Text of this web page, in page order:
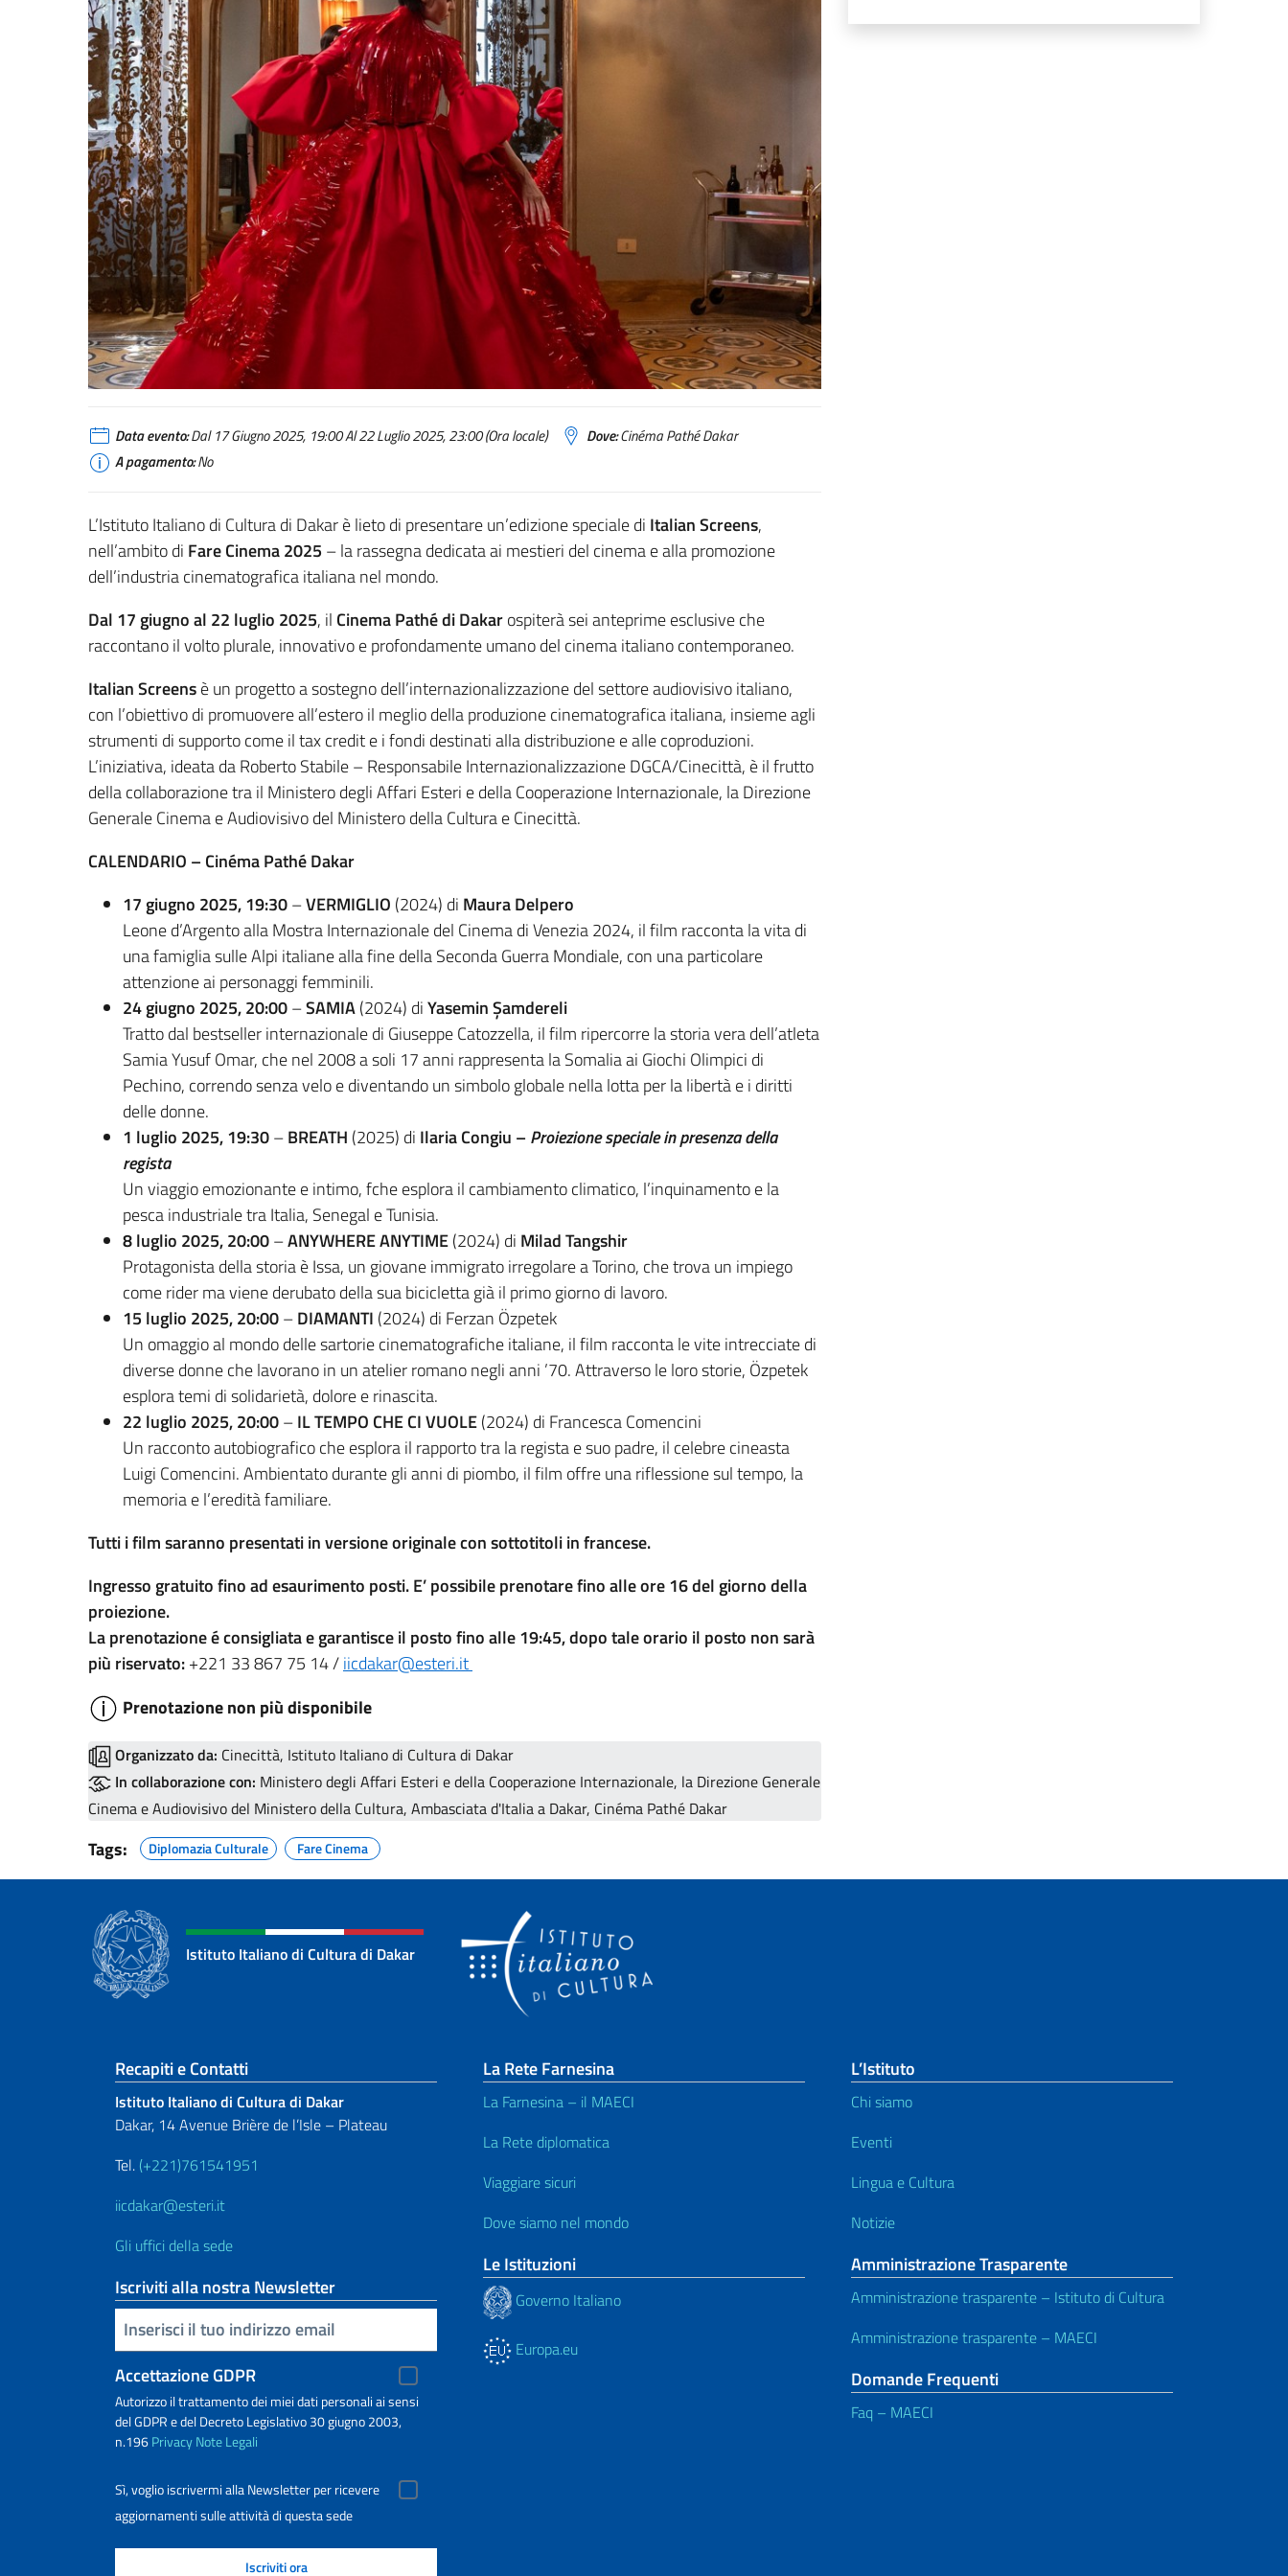
Data evento:Dal 17 Giugno 2025, 19:00 Al 22 Luglio 2025, 23:00 (Ora locale) Dove:Cinéma Pathé Dakar
A pagamento:No
L’Istituto Italiano di Cultura di Dakar è lieto di presentare un’edizione speciale di Italian Screens,
nell’ambito di Fare Cinema2025 – la rassegna dedicata ai mestieri del cinema e alla promozione
dell’industria cinematografica italiana nel mondo.
Dal 17 giugno al 22 luglio 2025, il Cinema Pathé di Dakarospiterà sei anteprime esclusive che
raccontano il volto plurale, innovativo e profondamente umano del cinema italiano contemporaneo.
Italian Screensè un progetto a sostegno dell’internazionalizzazione del settore audiovisivo italiano,
con l’obiettivo di promuovere all’estero il meglio della produzione cinematografica italiana, insieme agli
strumenti di supporto come il tax credit e i fondi destinati alla distribuzione e alle coproduzioni.
L’iniziativa, ideata da Roberto Stabile – Responsabile Internazionalizzazione DGCA/Cinecittà, è il frutto
della collaborazione tra il Ministero degli Affari Esteri e della Cooperazione Internazionale, la Direzione
Generale Cinema e Audiovisivo del Ministero della Cultura e Cinecittà.
CALENDARIO – Cinéma Pathé Dakar
17 giugno 2025, 19:30–VERMIGLIO (2024) di Maura Delpero
Leone d’Argento alla Mostra Internazionale del Cinema di Venezia 2024, il film racconta la vita di
una famiglia sulle Alpi italiane alla fine della Seconda Guerra Mondiale, con una particolare
attenzione ai personaggi femminili.
24 giugno 2025, 20:00–SAMIA(2024) diYasemin Şamdereli
Tratto dal bestseller internazionale di Giuseppe Catozzella, il film ripercorre la storia vera dell’atleta
Samia Yusuf Omar, che nel 2008 a soli 17 anni rappresenta la Somalia ai Giochi Olimpici di
Pechino, correndo senza velo e diventando un simbolo globale nella lotta per la libertà e i diritti
delle donne.
1 luglio 2025, 19:30–BREATH (2025) di Ilaria Congiu – Proiezione speciale in presenza della
regista
Un viaggio emozionante e intimo, fche esplora il cambiamento climatico, l’inquinamento e la
pesca industriale tra Italia, Senegal e Tunisia.
8 luglio 2025, 20:00–ANYWHERE ANYTIME(2024) di Milad Tangshir
Protagonista della storia è Issa, un giovane immigrato irregolare a Torino, che trova un impiego
come rider ma viene derubato della sua bicicletta già il primo giorno di lavoro.
15 luglio 2025, 20:00–DIAMANTI (2024) di Ferzan Özpetek
Un omaggio al mondo delle sartorie cinematografiche italiane, il film racconta le vite intrecciate di
diverse donne che lavorano in un atelier romano negli anni ’70. Attraverso le loro storie, Özpetek
esplora temi di solidarietà, dolore e rinascita. ​
22 luglio 2025, 20:00–IL TEMPO CHE CI VUOLE(2024) di Francesca Comencini
Un racconto autobiografico che esplora il rapporto tra la regista e suo padre, il celebre cineasta
Luigi Comencini. Ambientato durante gli anni di piombo, il film offre una riflessione sul tempo, la
memoria e l’eredità familiare. ​
Tutti i film saranno presentati in versione originale con sottotitoli in francese.
Ingresso gratuito fino ad esaurimento posti. E’ possibile prenotare fino alle ore 16 del giorno della
proiezione.
La prenotazione é consigliata e garantisce il posto fino alle 19:45, dopo tale orario il posto non sarà
più riservato:+221 33 867 75 14 /iicdakar@esteri.it
Prenotazione non più disponibile
Organizzato da: Cinecittà, Istituto Italiano di Cultura di Dakar
In collaborazione con: Ministero degli Affari Esteri e della Cooperazione Internazionale, la Direzione Generale
Cinema e Audiovisivo del Ministero della Cultura, Ambasciata d'Italia a Dakar, Cinéma Pathé Dakar
Tags: Diplomazia Culturale Fare Cinema
Istituto Italiano di Cultura di Dakar
Sezione footer
Recapiti e Contatti
Istituto Italiano di Cultura di Dakar
Dakar, 14 Avenue Brière de l’Isle – Plateau
Tel. (+221)761541951
iicdakar@esteri.it
Gli uffici della sede
Iscriviti alla nostra Newsletter
Inserisci la tua email
Accettazione GDPR
Autorizzo il trattamento dei miei dati personali ai sensi
del GDPR e del Decreto Legislativo 30 giugno 2003,
n.196PrivacyNote Legali
Sì, voglio iscrivermi alla Newsletter per ricevere
aggiornamenti sulle attività di questa sede
La Rete Farnesina
La Farnesina – il MAECI
La Rete diplomatica
Viaggiare sicuri
Dove siamo nel mondo
Le Istituzioni
Governo Italiano
Europa.eu
L’Istituto
Chi siamo
Eventi
Lingua e Cultura
Notizie
Amministrazione Trasparente
Amministrazione trasparente – Istituto di Cultura
Amministrazione trasparente – MAECI
Domande Frequenti
Faq – MAECI